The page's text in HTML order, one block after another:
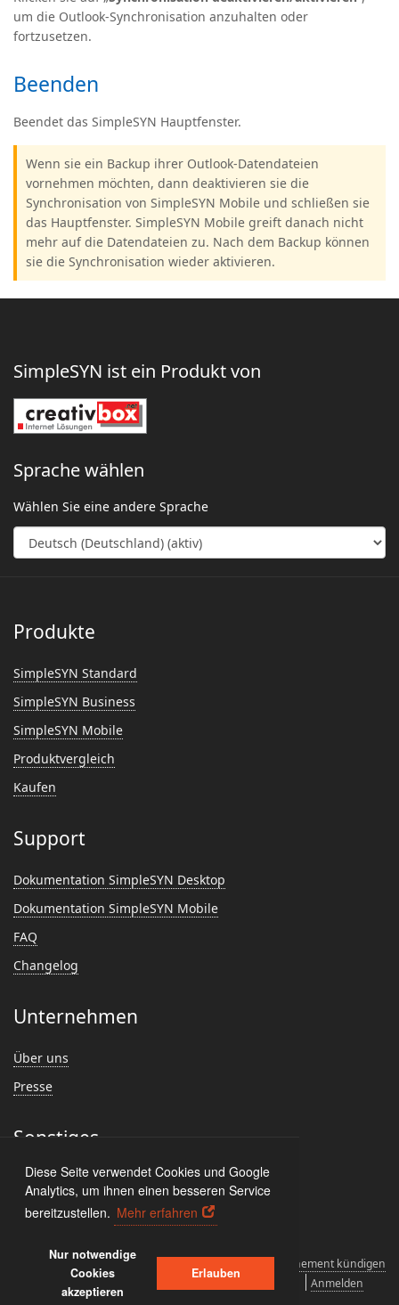
Diese Seite verwendet Cookies und Google
Analytics, um ihnen einen besseren Service
bereitzustellen. Mehr erfahren
Nur notwendige
Cookies
akzeptieren
Erlauben
um die Outlook-Synchronisation anzuhalten oder
fortzusetzen.
Beenden
Beendet das SimpleSYN Hauptfenster.
Wenn sie ein Backup ihrer Outlook-Datendateien
vornehmen möchten, dann deaktivieren sie die
Synchronisation von SimpleSYN Mobile und schließen sie
das Hauptfenster. SimpleSYN Mobile greift danach nicht
mehr auf die Datendateien zu. Nach dem Backup können
sie die Synchronisation wieder aktivieren.
SimpleSYN ist ein Produkt von
Sprache wählen
Wählen Sie eine andere Sprache
Produkte
SimpleSYN Standard
SimpleSYN Business
SimpleSYN Mobile
Produktvergleich
Kaufen
Support
Dokumentation SimpleSYN Desktop
Dokumentation SimpleSYN Mobile
FAQ
Changelog
Unternehmen
Über uns
Presse
Sonstiges
Feedback
Kundenmeinungen
Lizenzvereinbarungen
Abonnement kündigen
Anmelden